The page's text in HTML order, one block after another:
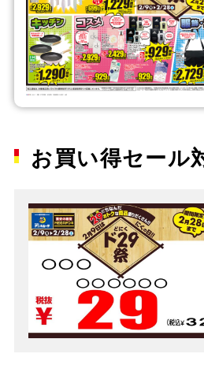
お買い得セール